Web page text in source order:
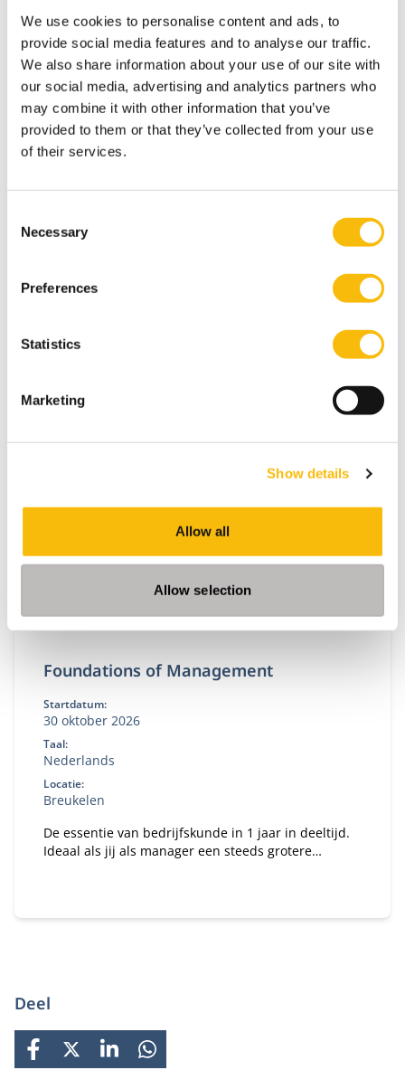
We use cookies to personalise content and ads, to
provide social media features and to analyse our traffic.
We also share information about your use of our site with
our social media, advertising and analytics partners who
may combine it with other information that you’ve
provided to them or that they’ve collected from your use
of their services.
Selection
Necessary
Preferences
Statistics
Marketing
Show details
Allow all
Allow selection
heeft gemaakt. Je maakt jezelf in één jaar de
essentie van bedrijfskunde eigen. Je leert
belangrijke, direct toepasbare bedrijfskundige
concepten en instrumenten die je nodig hebt om
sneller door te groeien als (algemeen) manager.
Tags
Fundamenten van Management
Foundations of Management
Startdatum:
30 oktober 2026
Taal:
Nederlands
Locatie:
Breukelen
De essentie van bedrijfskunde in 1 jaar in deeltijd.
Ideaal als jij als manager een steeds grotere
Deel
FACEBOOK
X LINKEDINWHATSAPP